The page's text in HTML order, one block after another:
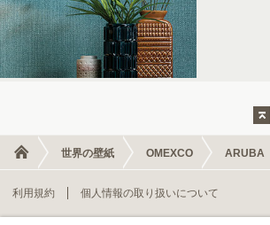
世界の壁紙 OMEXCO ARUBA
利用規約 個人情報の取り扱いについて